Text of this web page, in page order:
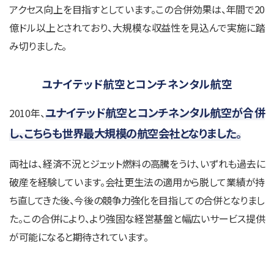
アクセス向上を目指すとしています。この合併効果は、年間で20
億ドル以上とされており、大規模な収益性を見込んで実施に踏
み切りました。
ユナイテッド航空とコンチネンタル航空
2010年、ユナイテッド航空とコンチネンタル航空が合併
し、こちらも世界最大規模の航空会社となりました。
両社は、経済不況とジェット燃料の高騰をうけ、いずれも過去に
破産を経験しています。会社更生法の適用から脱して業績が持
ち直してきた後、今後の競争力強化を目指しての合併となりまし
た。この合併により、より強固な経営基盤と幅広いサービス提供
が可能になると期待されています。